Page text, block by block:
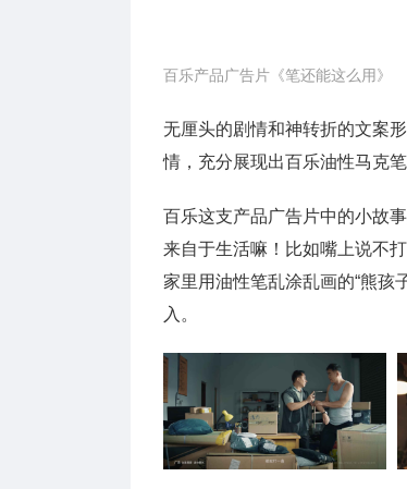
百乐产品广告片《笔还能这么用》
无厘头的剧情和神转折的文案
情，充分展现出百乐油性马克
百乐这支产品广告片中的小故
来自于生活嘛！比如嘴上说不
家里用油性笔乱涂乱画的“熊
入。